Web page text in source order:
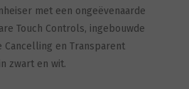
met een ongeëvenaarde
Touch Controls, ingebouwde
Cancelling en Transparent
zwart en wit.